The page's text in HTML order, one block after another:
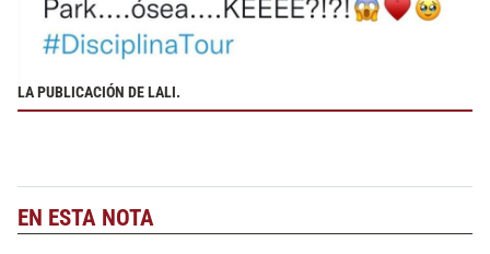
LA PUBLICACIÓN DE LALI.
EN ESTA NOTA